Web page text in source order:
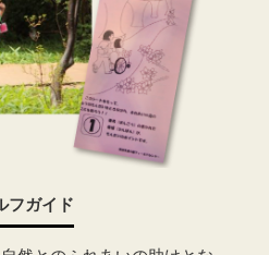
フガイド